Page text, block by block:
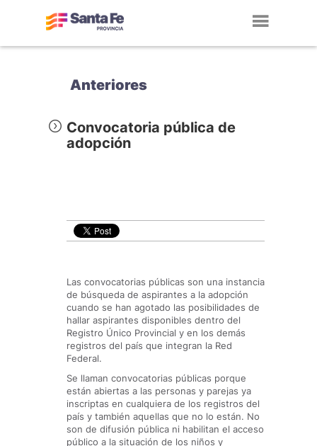
Anteriores
Convocatoria pública de
adopción
Las convocatorias públicas son una instancia
de búsqueda de aspirantes a la adopción
cuando se han agotado las posibilidades de
hallar aspirantes disponibles dentro del
Registro Único Provincial y en los demás
registros del país que integran la Red
Federal.
Se llaman convocatorias públicas porque
están abiertas a las personas y parejas ya
inscriptas en cualquiera de los registros del
país y también aquellas que no lo están. No
son de difusión pública ni habilitan el acceso
público a la situación de los niños y